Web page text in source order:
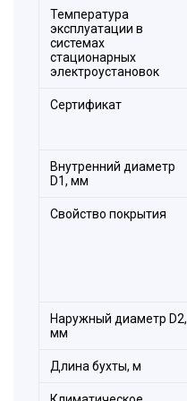
Температура
эксплуатации в
системах
стационарных
электроустановок
Сертификат
Внутренний диаметр
D1, мм
Свойство покрытия
Наружный диаметр D2,
мм
Длина бухты, м